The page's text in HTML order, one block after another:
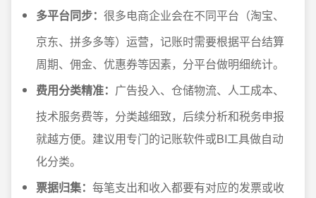
多平台同步： 很多电商企业会在不同平台（淘宝、
京东、拼多多等）运营，记账时需要根据平台结算
周期、佣金、优惠券等因素，分平台做明细统计。
费用分类精准： 广告投入、仓储物流、人工成本、
技术服务费等，分类越细致，后续分析和税务申报
就越方便。建议用专门的记账软件或BI工具做自动
化分类。
票据归集： 每笔支出和收入都要有对应的发票或收